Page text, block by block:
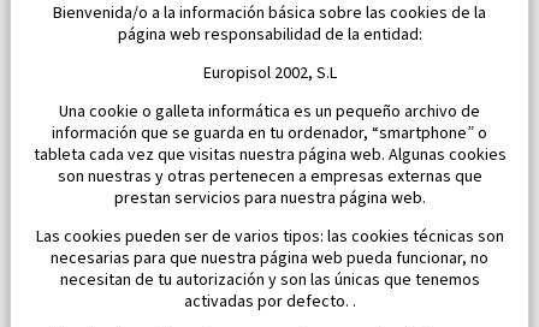
Dormitorios:2 Área:59 M2
163 000 €
Bienvenida/o a la información básica sobre las cookies de la
página web responsabilidad de la entidad:
Europisol 2002, S.L
Una cookie o galleta informática es un pequeño archivo de
información que se guarda en tu ordenador, “smartphone” o
tableta cada vez que visitas nuestra página web. Algunas cookies
son nuestras y otras pertenecen a empresas externas que
prestan servicios para nuestra página web.
Las cookies pueden ser de varios tipos: las cookies técnicas son
necesarias para que nuestra página web pueda funcionar, no
necesitan de tu autorización y son las únicas que tenemos
activadas por defecto. .